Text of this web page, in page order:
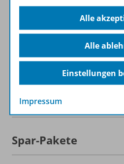
Informationen
Beschreibung
Weitere Inhalte der
Spar-Pakete
Alle
Alle
Einstellungen
Impressum